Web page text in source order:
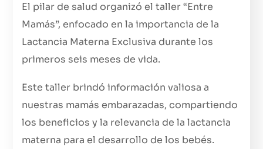
El pilar de salud organizó el taller “Entre
Mamás”, enfocado en la importancia de la
Lactancia Materna Exclusiva durante los
primeros seis meses de vida.
Este taller brindó información valiosa a
nuestras mamás embarazadas, compartiendo
los beneficios y la relevancia de la lactancia
materna para el desarrollo de los bebés.